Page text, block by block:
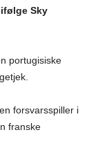
Sky
portugisiske
forsvarsspiller i
franske